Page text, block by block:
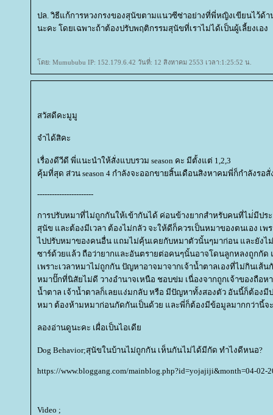
ปล. วิธีแก้การหวงกรงของสุนัขตามแนวซีซ่าอย่างที่พี่หญิงเขียนไว้ด้
นะคะ โดยเฉพาะถ้าต้องปรับพฤติกรรมสุนัขที่เราไม่ได้เป็นผู้เลี้ยงเอง
ดย: Mumububu IP: 152.179.6.42 วันที่: 12 สิงหาคม 2553 เวลา:1:25:52 น.
สวัสดีคะมูมู
จำได้สิคะ
เรื่องดีวีดี พี่แนะนำให้สั่งแบบรวม season คะ มีตั้งแต่ 1,2,3
คุ้มที่สุด ส่วน season 4 กำลังจะออกขายสิ้นเดือนสิงหาคมพี่ก็กำลังรอสั่
-----------------------
การปรับหมาที่ไม่ถูกกันให้เข้ากันได้ ค่อนข้างยากสำหรับคนที่ไม่่มีปร
สุนัข และต้องมีเวลา ต้องไม่กลัว จะให้ดีก็ควรเป็นหมาของตนเอง เ
ไปปรับหมาของคนอื่น แถมไม่คุ้นเคยกับหมาตัวนั้นๆมาก่อน และยังไ
ซาร์ด้วยแล้ว ถือว่ายากและอันตรายต่อคนๆนั้นอาจโดนลูกหลงถูกกั
เพราะเวลาหมาไม่ถูกกัน ปัญหาอาจมาจากเจ้าน้ำตาลเองที่ไม่กินเส้
หมาปั๊กที่นิสัยไม่ดี วางอำนาจเหนือ ชอบข่ม เนื่องจากถูกเจ้าของถือห
น้ำตาล เจ้าน้ำตาลก็เลยแง่มกลับ หรือ มีปัญหาทั้งสองตัว อันนี้ก็ต้อง
หมา ต้องห้ามหมาก่อนกัดกันเป็นด้วย และพี่ก็ต้องมีข้อมูลมากกว่านี้จ
ลองอ่านดูนะคะ เผื่อเป็นไอเดี
Dog Behavior;สุนัขในบ้านไม่ถูกกัน เห็นกันไม่ได้มีกัด ทำไงดีหนอ?
https://www.bloggang.com/mainblog.php?id=yojajiji&month=04-02-
Video ;